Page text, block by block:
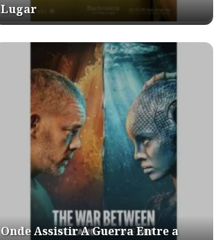
Lugar
Onde Assistir A Guerra Entre a